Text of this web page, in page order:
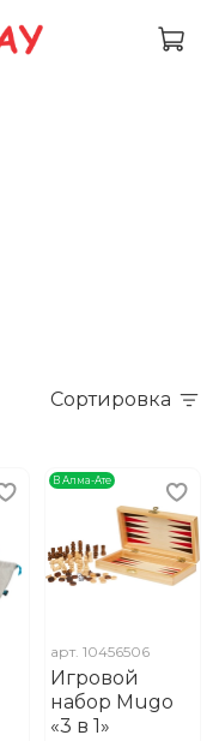
Сортировка
В Алма-Ате
арт.10456506
Игровой
набор Mugo
«3 в 1»